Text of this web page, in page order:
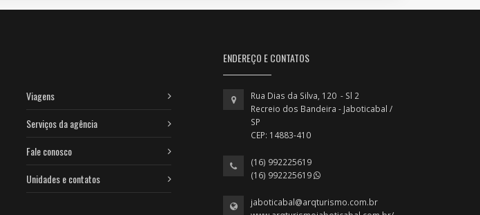
Viagens
Serviços da agência
Fale conosco
Unidades e contatos
ENDEREÇO E CONTATOS
Rua Dias da Silva, 120 - Sl 2
Recreio dos Bandeira - Jaboticabal /
SP
CEP: 14883-410
(16) 992225619
(16) 992225619
jaboticabal@arqturismo.com.br